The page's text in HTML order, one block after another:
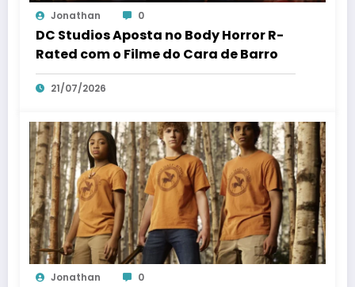
Jonathan 0
DC Studios Aposta no Body Horror R-
Rated com o Filme do Cara de Barro
21/07/2026
Jonathan 0